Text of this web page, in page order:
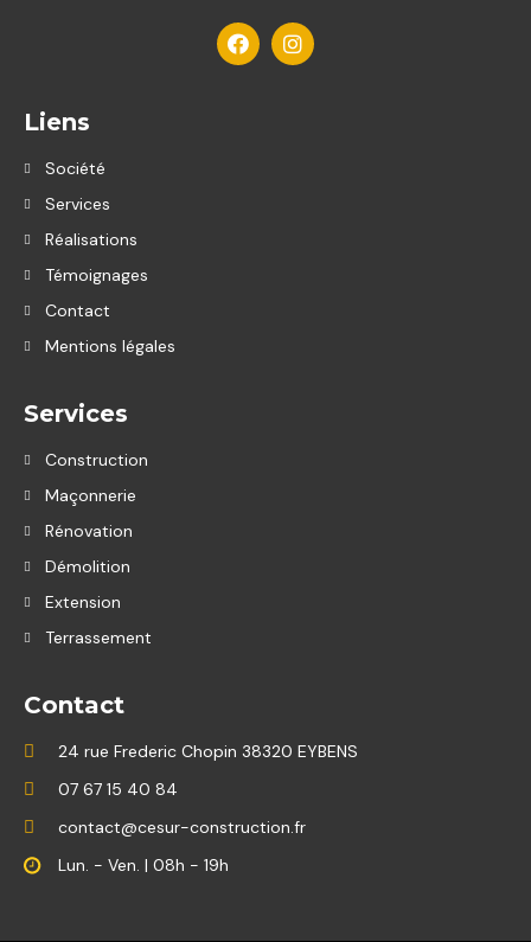
Liens
Société
Services
Réalisations
Témoignages
Contact
Mentions légales
Services
Construction
Maçonnerie
Rénovation
Démolition
Extension
Terrassement
Contact
24 rue Frederic Chopin 38320 EYBENS
07 67 15 40 84
contact@cesur-construction.fr
Lun. - Ven. | 08h - 19h